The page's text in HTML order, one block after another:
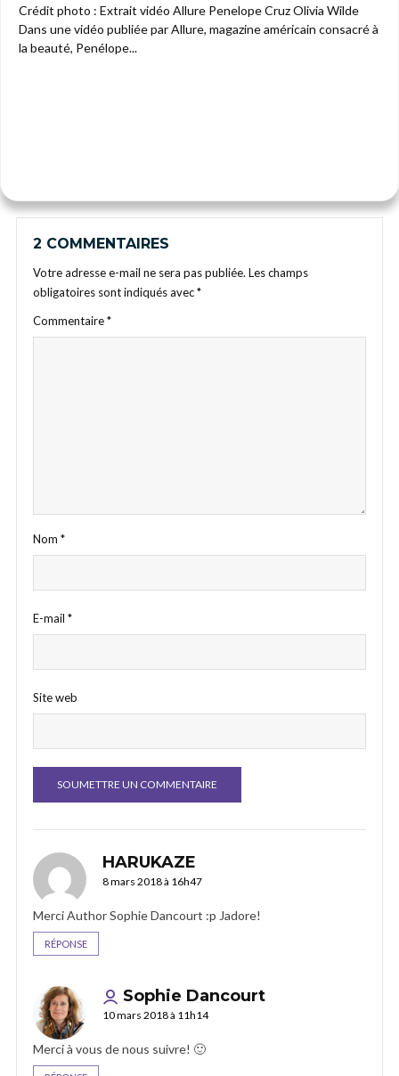
Crédit photo : Extrait vidéo Allure Penelope Cruz Olivia Wilde
Dans une vidéo publiée par Allure, magazine américain consacré à
la beauté, Penélope...
2 COMMENTAIRES
Votre adresse e-mail ne sera pas publiée. Les champs
obligatoires sont indiqués avec*
Commentaire*
Nom *
E-mail *
Site web
HARUKAZE
8 mars 2018 à 16h47
Merci Author Sophie Dancourt :p Jadore!
RÉPONSE
Sophie Dancourt
10 mars 2018 à 11h14
Merci à vous de nous suivre! 🙂